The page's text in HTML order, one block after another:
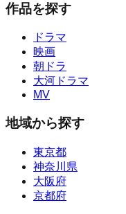
作品を探す
ドラマ
映画
朝ドラ
大河ドラマ
MV
地域から探す
東京都
神奈川県
大阪府
京都府